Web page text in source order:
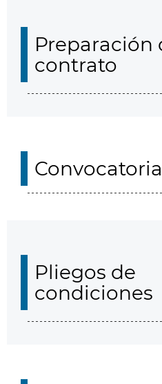
Preparación
contrato
Convocatoria
Pliegos de
condiciones